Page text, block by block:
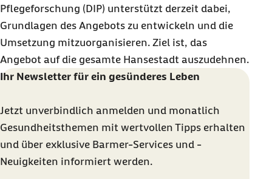
Pflegeforschung (DIP) unterstützt derzeit dabei,
Grundlagen des Angebots zu entwickeln und die
Umsetzung mitzuorganisieren. Ziel ist, das
Angebot auf die gesamte Hansestadt auszudehnen.
Ihr Newsletter für ein gesünderes Leben
Jetzt unverbindlich anmelden und monatlich
Gesundheitsthemen mit wertvollen Tipps erhalten
und über exklusive Barmer-Services und -
Neuigkeiten informiert werden.